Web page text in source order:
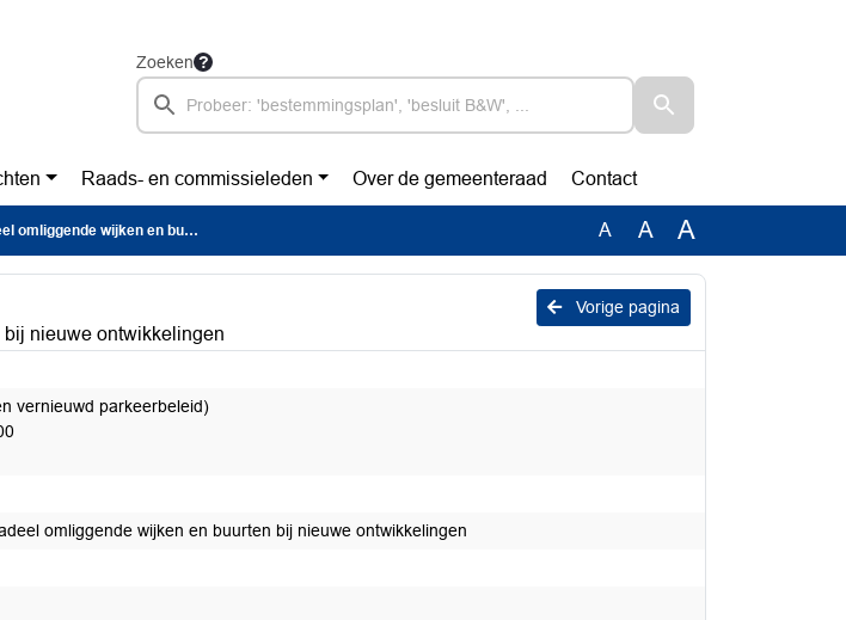
Zoeken
Raads- en commissieleden Over de gemeenteraad Contact
en buurten bij nieuwe ontwikkelingen A A A
Vorige pagina
nieuwe ontwikkelingen
vernieuwd parkeerbeleid)
omliggende wijken en buurten bij nieuwe ontwikkelingen